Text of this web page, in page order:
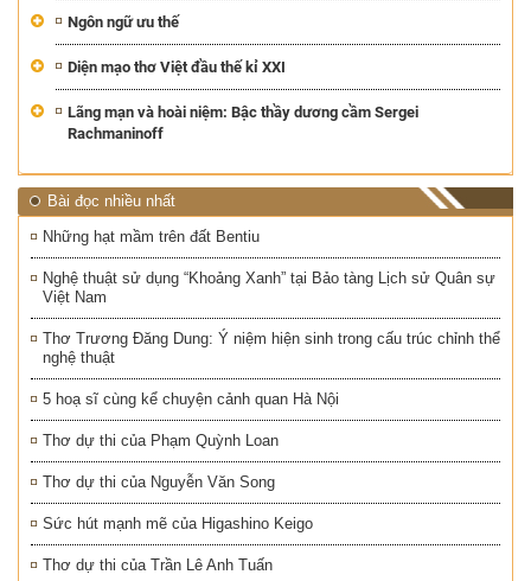
Ngôn ngữ ưu thế
Diện mạo thơ Việt đầu thế kỉ XXI
Lãng mạn và hoài niệm: Bậc thầy dương cầm Sergei
Rachmaninoff
Bài đọc nhiều nhất
Những hạt mầm trên đất Bentiu
Nghệ thuật sử dụng “Khoảng Xanh” tại Bảo tàng Lịch sử Quân sự
Việt Nam
Thơ Trương Đăng Dung: Ý niệm hiện sinh trong cấu trúc chỉnh thể
nghệ thuật
5 hoạ sĩ cùng kể chuyện cảnh quan Hà Nội
Thơ dự thi của Phạm Quỳnh Loan
Thơ dự thi của Nguyễn Văn Song
Sức hút mạnh mẽ của Higashino Keigo
Thơ dự thi của Trần Lê Anh Tuấn